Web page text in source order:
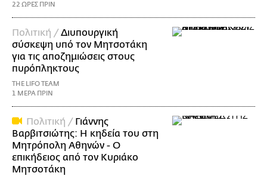
22 ΩΡΕΣ ΠΡΙΝ
Πολιτική /Διυπουργική
σύσκεψη υπό τον Μητσοτάκη
για τις αποζημιώσεις στους
πυρόπληκτους
THE LIFO TEAM
1 ΜΕΡΑ ΠΡΙΝ
Πολιτική / Γιάννης
Βαρβιτσιώτης: Η κηδεία του στη
Μητρόπολη Αθηνών - Ο
επικήδειος από τον Κυριάκο
Μητσοτάκη